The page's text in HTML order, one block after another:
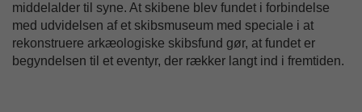
middelalder til syne. At skibene blev fundet i forbindelse
med udvidelsen af et skibsmuseum med speciale i at
rekonstruere arkæologiske skibsfund gør, at fundet er
begyndelsen til et eventyr, der rækker langt ind i fremtiden.